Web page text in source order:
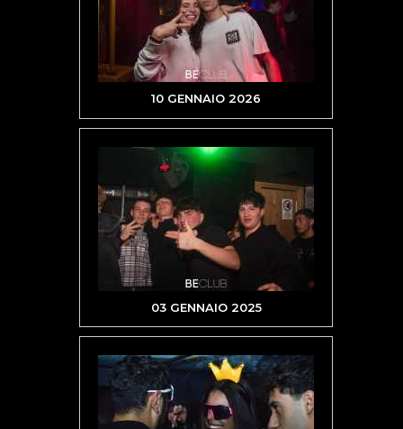
10 GENNAIO 2026
03 GENNAIO 2025